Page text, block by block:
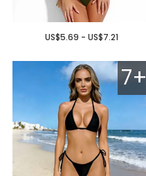
US$5.69 - US$7.21
7+